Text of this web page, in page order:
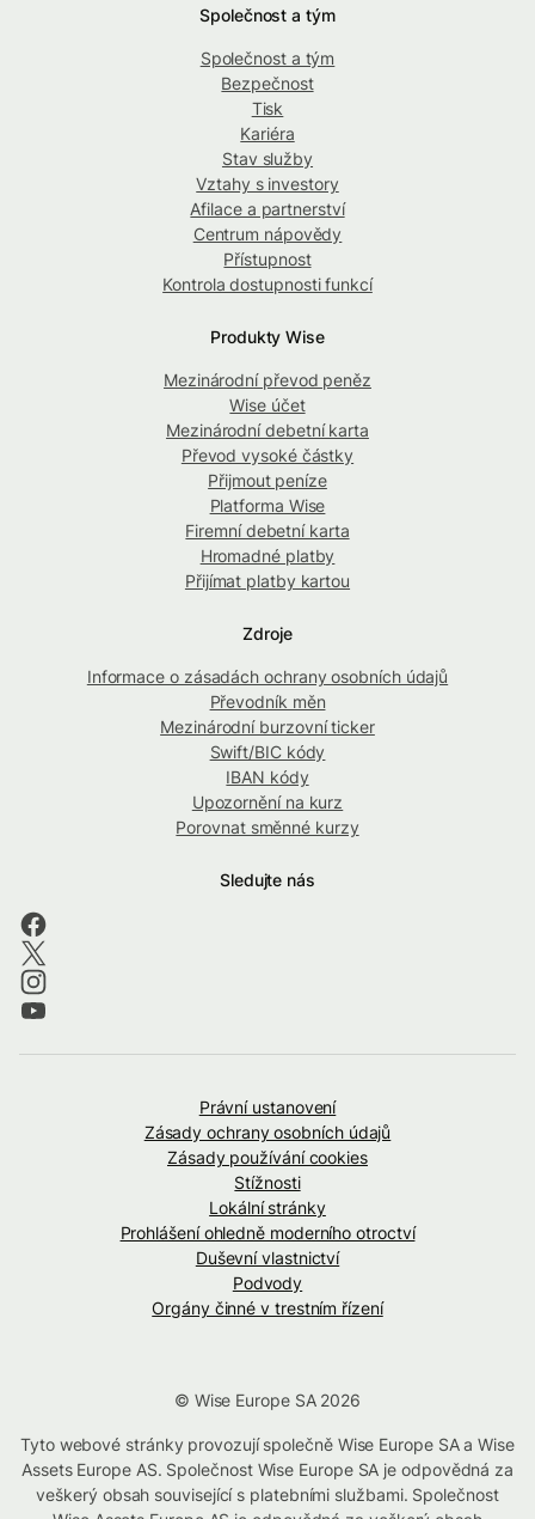
Společnost a tým
Společnost a tým
Bezpečnost
Tisk
Kariéra
Stav služby
Vztahy s investory
Afilace a partnerství
Centrum nápovědy
Přístupnost
Kontrola dostupnosti funkcí
Produkty Wise
Mezinárodní převod peněz
Wise účet
Mezinárodní debetní karta
Převod vysoké částky
Přijmout peníze
Platforma Wise
Firemní debetní karta
Hromadné platby
Přijímat platby kartou
Zdroje
Informace o zásadách ochrany osobních údajů
Převodník měn
Mezinárodní burzovní ticker
Swift/BIC kódy
IBAN kódy
Upozornění na kurz
Porovnat směnné kurzy
Sledujte nás
Právní ustanovení
Zásady ochrany osobních údajů
Zásady používání cookies
Stížnosti
Lokální stránky
Prohlášení ohledně moderního otroctví
Duševní vlastnictví
Podvody
Orgány činné v trestním řízení
© Wise Europe SA 2026
Tyto webové stránky provozují společně Wise Europe SA a Wise
Assets Europe AS. Společnost Wise Europe SA je odpovědná za
veškerý obsah související s platebními službami. Společnost